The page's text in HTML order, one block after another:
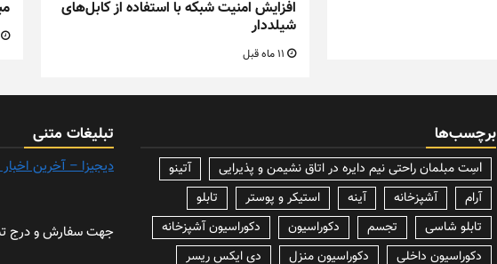
افزایش امنیت شبکه با استفاده از کابل‌های
شیلددار
برچسب‌ها
lسِت مبلمان راحتی نیم دایره در اتاق نشیمن و پذیرایی
آتینو
آرام
آشپزخانه آینه استیکر و پوستر
تابلو
تابلو شاسی
تجسم دکوراسیون
دکوراسیون آشپزخانه
دکوراسیون داخلی
دکوراسیون منزل دی ایکس ریسر
تبلیغات متنی
دیجیزا – آخرین
جهت سفارش و درج